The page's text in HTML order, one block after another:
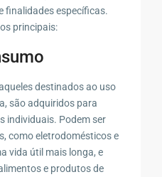
finalidades específicas.
principais:
destinados ao uso
são adquiridos para
individuais. Podem ser
como eletrodomésticos e
vida útil mais longa, e
e produtos de